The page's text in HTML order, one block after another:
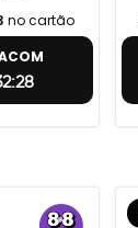
no cartão